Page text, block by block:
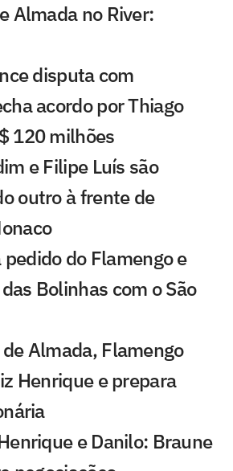
Almada no River:
disputa com
acordo por Thiago
120 milhões
e Filipe Luís são
outro à frente de
do Flamengo e
Bolinhas com o São
Almada, Flamengo
Henrique e prepara
e Danilo: Braune